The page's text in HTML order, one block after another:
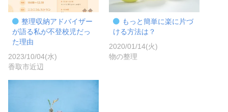
整理収納アドバイザー
が語る私が不登校児だっ
た理由
2023/10/04(水)
香取市近辺
もっと簡単に楽に片づ
ける方法は？
2020/01/14(火)
物の整理